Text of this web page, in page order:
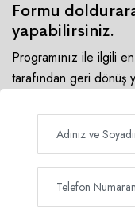
Formu
yapabilirsiniz.
Programınız ile ilgili
tarafından geri dönüş